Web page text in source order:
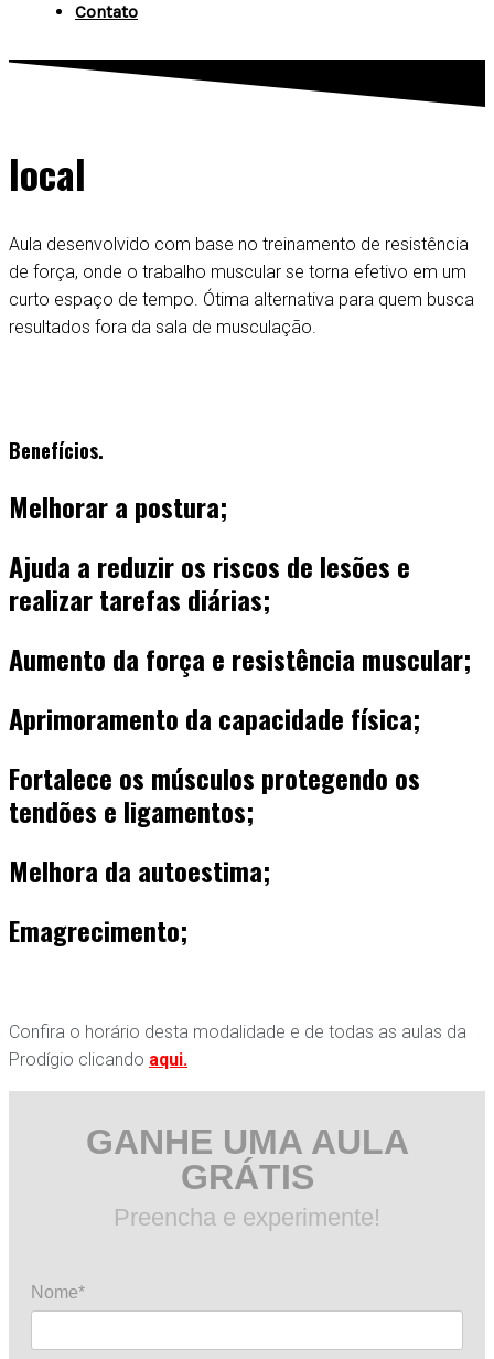
Contato
local
Aula desenvolvido com base no treinamento de resistência
de força, onde o trabalho muscular se torna efetivo em um
curto espaço de tempo. Ótima alternativa para quem busca
resultados fora da sala de musculação.
Benefícios.
Melhorar a postura;
Ajuda a reduzir os riscos de lesões e
realizar tarefas diárias;
Aumento da força e resistência muscular;
Aprimoramento da capacidade física;
Fortalece os músculos protegendo os
tendões e ligamentos;
Melhora da autoestima;
Emagrecimento;
Confira o horário desta modalidade e de todas as aulas da
Prodígio clicando aqui.
GANHE UMA AULA
GRÁTIS
Preencha e experimente!
Nome*